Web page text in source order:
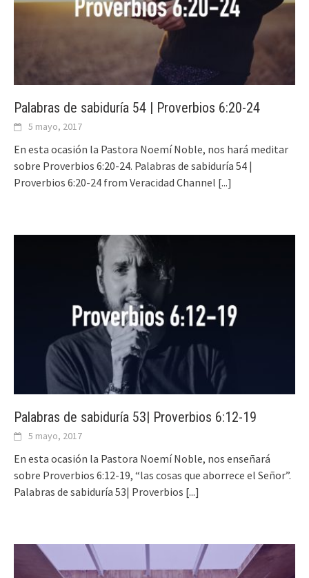
Palabras de sabiduría 54 | Proverbios 6:20-24
5 mayo, 2017
En esta ocasión la Pastora Noemí Noble, nos hará meditar
sobre Proverbios 6:20-24. Palabras de sabiduría 54 |
Proverbios 6:20-24 from Veracidad Channel [...]
Palabras de sabiduría 53| Proverbios 6:12-19
5 mayo, 2017
En esta ocasión la Pastora Noemí Noble, nos enseñará
sobre Proverbios 6:12-19, “las cosas que aborrece el Señor”.
Palabras de sabiduría 53| Proverbios [...]